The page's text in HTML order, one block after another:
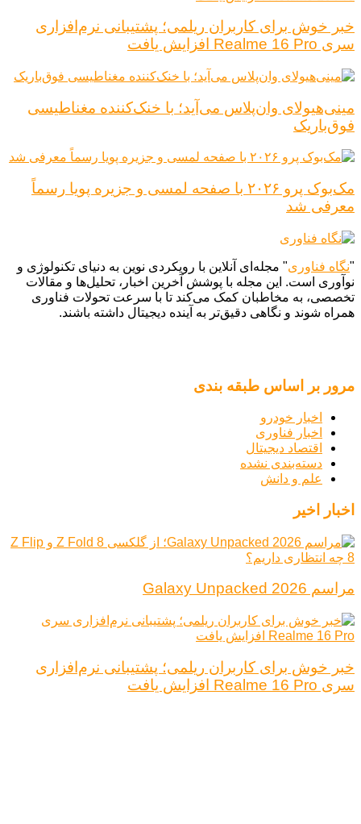
خبر خوش برای کاربران ریلمی؛ پشتیبانی نرم‌افزاری
سری Realme 16 Pro افزایش یافت
مینی‌هیولای وان‌پلاس می‌آید؛ با خنک‌کننده مغناطیسی
فوق‌باریک
مک‌بوک پرو ۲۰۲۶ با صفحه لمسی و جزیره پویا رسماً
معرفی شد
"نگاه فناوری" مجله‌ای آنلاین با رویکردی نوین به دنیای تکنولوژی و
نوآوری است. این مجله با پوشش آخرین اخبار، تحلیل‌ها و مقالات
تخصصی، به مخاطبان کمک می‌کند تا با سرعت تحولات فناوری
همراه شوند و نگاهی دقیق‌تر به آینده دیجیتال داشته باشند.
مرور بر اساس طبقه بندی
اخبار خودرو
اخبار فناوری
اقتصاد دیجیتال
دسته‌بندی نشده
علم و دانش
اخبار اخیر
مراسم Galaxy Unpacked 2026
خبر خوش برای کاربران ریلمی؛ پشتیبانی نرم‌افزاری
سری Realme 16 Pro افزایش یافت